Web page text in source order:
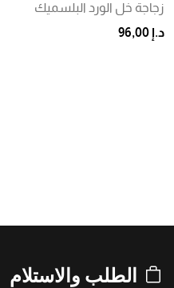
زجاجة خل الورد البلسميك
د.إ 96,00
الطلب والاستلام